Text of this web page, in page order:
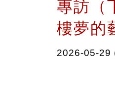
專訪（
樓夢的
2026-05-29